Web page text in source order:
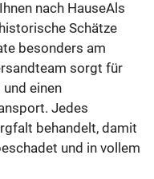
nach HauseAls
Schätze
besonders am
sorgt für
einen
Jedes
behandelt, damit
und in vollem